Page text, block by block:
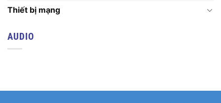
Thiết bị mạng
AUDIO